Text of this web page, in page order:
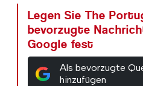
Legen Sie The
bevorzugte
Google fest
Als bevorzugte
hinzufügen